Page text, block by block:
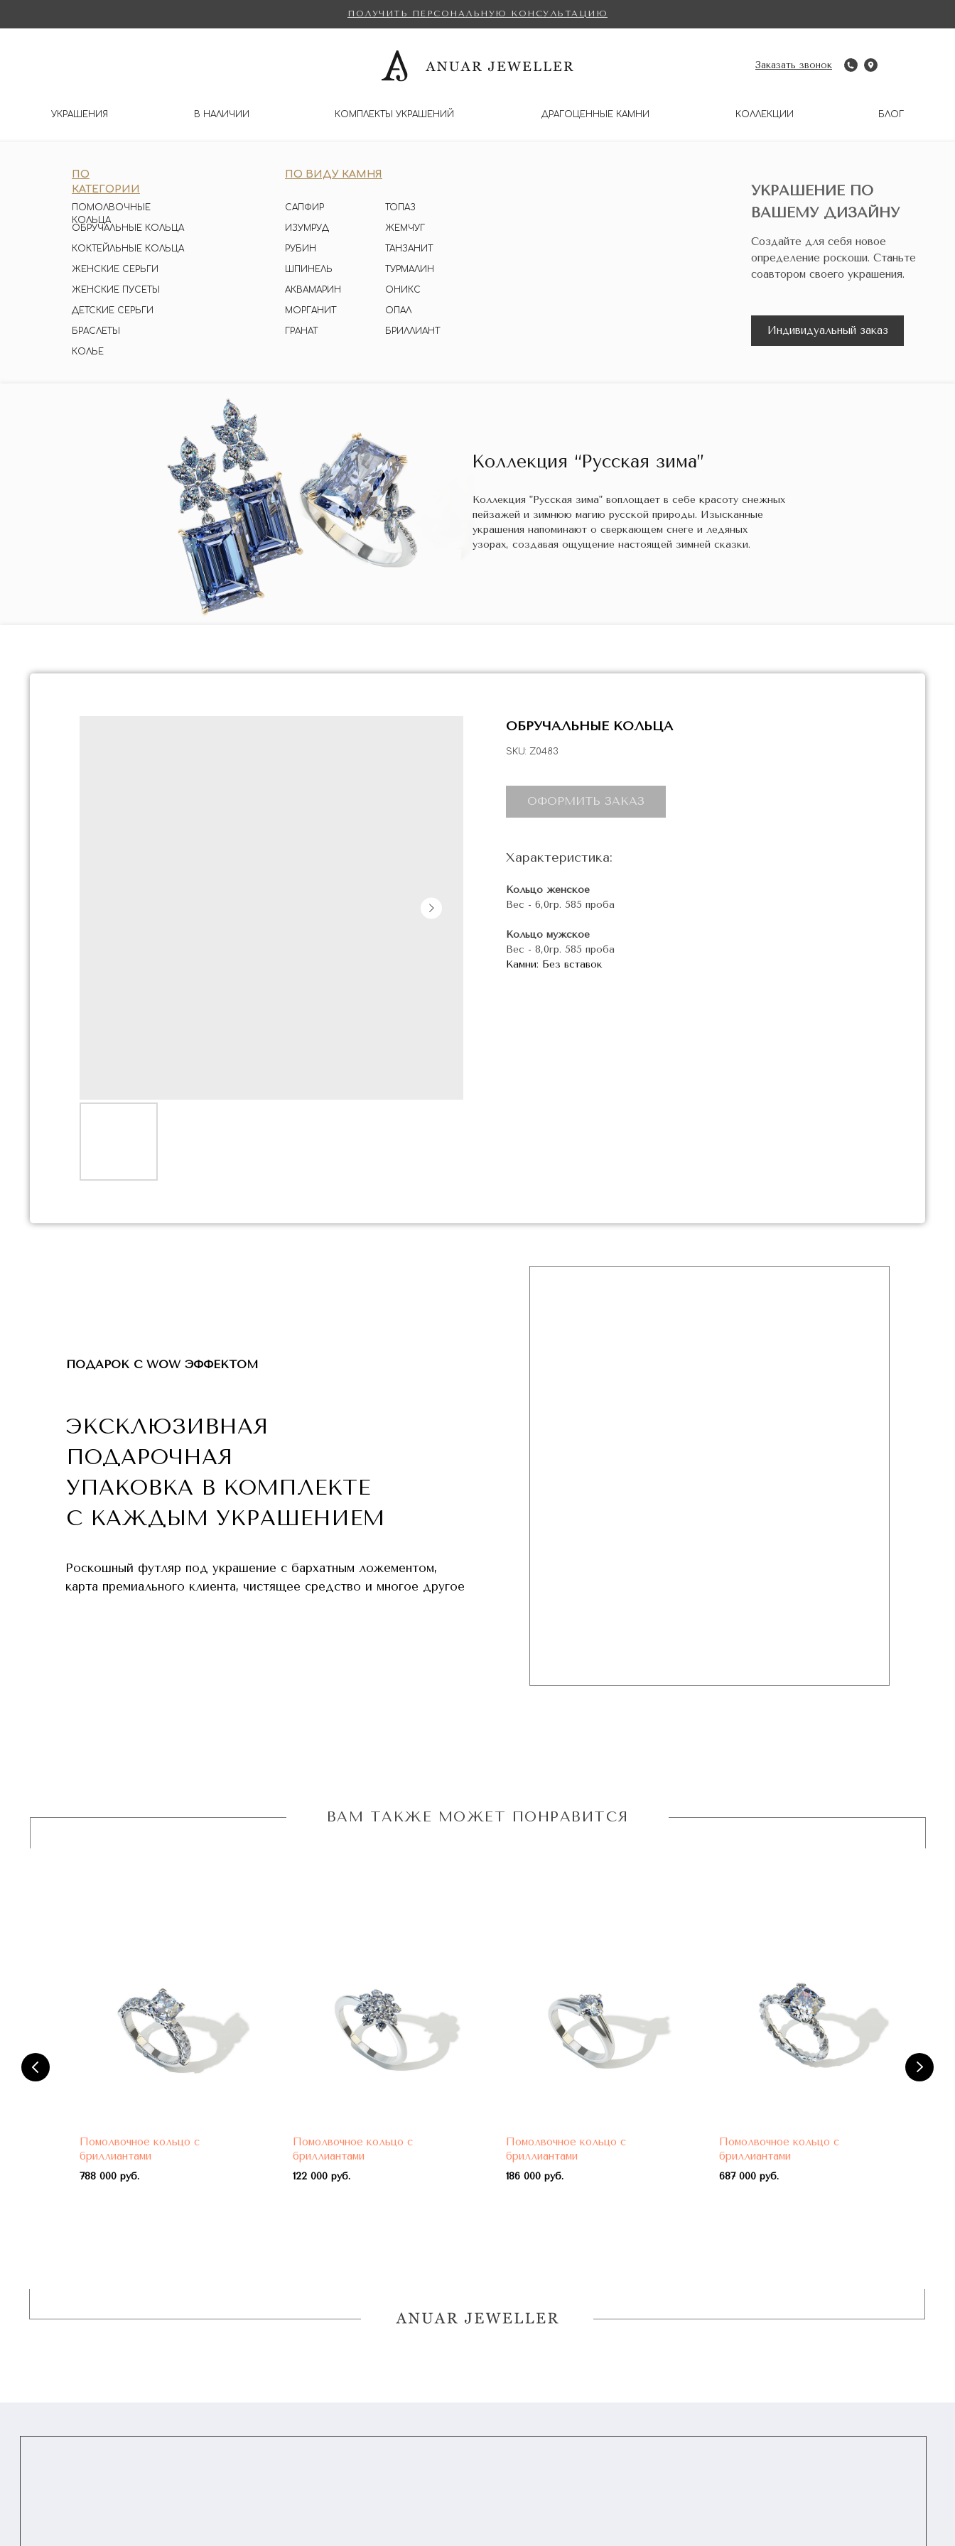
ДРАГОЦЕННЫЕ КАМНИ
УКРАШЕНИЯ КОМПЛЕКТЫ УКРАШЕНИЙ БЛОГ
КОЛЛЕКЦИИ
В НАЛИЧИИ
ПОЛУЧИТЬ ПЕРСОНАЛЬНУЮ КОНСУЛЬТАЦИЮ
Заказать звонок
ПО
КАТЕГОРИИ
ПОМОЛВОЧНЫЕ
КОЛЬЦА
ОБРУЧАЛЬНЫЕ КОЛЬЦА
ЖЕНСКИЕ СЕРЬГИ
КОКТЕЙЛЬНЫЕ КОЛЬЦА
ЖЕНСКИЕ ПУСЕТЫ
ДЕТСКИЕ СЕРЬГИ
БРАСЛЕТЫ
КОЛЬЕ
ПО ВИДУ КАМНЯ
САПФИР
ИЗУМРУД
ШПИНЕЛЬ
РУБИН
АКВАМАРИН
МОРГАНИТ
ГРАНАТ БРИЛЛИАНТ
ТОПАЗ
ЖЕМЧУГ
ТУРМАЛИН
ТАНЗАНИТ
ОНИКС
ОПАЛ
УКРАШЕНИЕ ПО
ВАШЕМУ ДИЗАЙНУ
Создайте для себя новое
определение роскоши. Станьте
соавтором своего украшения.
Индивидуальный заказ
Коллекция “Русская зима”
Коллекция "Русская зима" воплощает в себе красоту снежных
пейзажей и зимнюю магию русской природы. Изысканные
украшения напоминают о сверкающем снеге и ледяных
узорах, создавая ощущение настоящей зимней сказки.
ОБРУЧАЛЬНЫЕ КОЛЬЦА
SKU: Z0483
ОФОРМИТЬ ЗАКАЗ
Характеристика:
Кольцо женское
Вес - 6,0гр. 585 проба
Кольцо мужское
Вес - 8,0гр. 585 проба
Камни: Без вставок
ЭКСКЛЮЗИВНАЯ
ПОДАРОЧНАЯ
УПАКОВКА В КОМПЛЕКТЕ
С КАЖДЫМ УКРАШЕНИЕМ
Роскошный футляр под украшение с бархатным ложементом,
карта премиального клиента, чистящее средство и многое другое
ПОДАРОК С WOW ЭФФЕКТОМ
ВАМ ТАКЖЕ МОЖЕТ ПОНРАВИТСЯ
Помолвочное кольцо с
бриллиантами
788 000 руб.
Помолвочное кольцо с
бриллиантами
122 000 руб.
Помолвочное кольцо с
бриллиантами
186 000 руб.
Помолвочное кольцо с
бриллиантами
687 000 руб.